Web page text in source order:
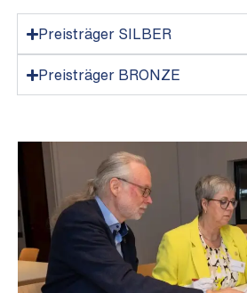
Preisträger SILBER
Preisträger BRONZE